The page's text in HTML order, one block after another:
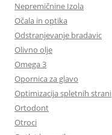
Nepremičnine Izola
Očala in optika
Odstranjevanje bradavic
Olivno olje
Omega 3
Opornica za glavo
Optimizacija spletnih strani
Ortodont
Otroci